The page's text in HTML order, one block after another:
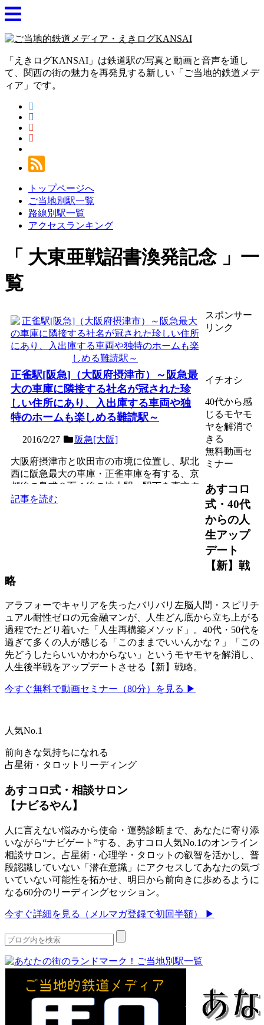
「えきログKANSAI」は鉄道駅の写真と動画と音声を通し
て、関西の街の魅力を再発見する新しい「ご当地的鉄道メデ
ィア」です。
トップページへ
ご当地別駅一覧
路線別駅一覧
アクセスランキング
大東亜戦詔書渙発記念
一
覧
正雀駅[阪急]（大阪府摂津市）～阪急最
大の車庫に隣接する社名が冠された珍
しい住所にあり、入出庫する車両や独
特のホームも楽しめる難読駅～
2016/2/27 阪急[大阪]
大阪府摂津市と吹田市の市境に位置し、駅北
西に阪急最大の車庫・正雀車庫を有する、京
都線の島式２面４線の地上駅。駅下を直交す
る正雀川に因んで名づ...
記事を読む
スポンサー
リンク
イチオシ
40代から感
じるモヤモ
ヤを解消で
きる
無料動画セ
ミナー
あすコロ
式・40代
からの人
生アップ
デート
【新】戦
略
アラフォーでキャリアを失ったバリバリ左脳人間・スピリチ
ュアル耐性ゼロの元金融マンが、人生どん底から立ち上がる
過程でたどり着いた「人生再構築メソッド」。40代・50代を
過ぎて多くの人が感じる「このままでいいんかな？」「この
先どうしたらいいかわからない」というモヤモヤを解消し、
人生後半戦をアップデートさせる【新】戦略。
今すぐ無料で動画セミナー（80分）を見る ▶
人気No.1
前向きな気持ちになれる
占星術・タロットリーディング
あすコロ式・相談サロン
【ナビるやん】
人に言えない悩みから使命・運勢診断まで、あなたに寄り添
いながら“ナビゲート”する、あすコロ人気No.1のオンライン
相談サロン。占星術・心理学・タロットの叡智を活かし、普
段認識していない「潜在意識」にアクセスしてあなたの気づ
いていない可能性を拓かせ、明日から前向きに歩めるように
なる60分のリーディングセッション。
今すぐ詳細を見る（メルマガ登録で初回半額） ▶